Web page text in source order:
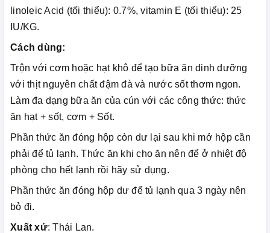
linoleic Acid (tối thiểu): 0.7%, vitamin E (tối thiểu): 25
IU/KG.
Cách dùng:
Trộn với cơm hoặc hạt khô để tạo bữa ăn dinh dưỡng
với thịt nguyên chất đậm đà và nước sốt thơm ngon.
Làm đa dạng bữa ăn của cún với các công thức: thức
ăn hạt + sốt, cơm + Sốt.
Phần thức ăn đóng hộp còn dư lại sau khi mở hộp cần
phải để tủ lạnh. Thức ăn khi cho ăn nên để ở nhiệt độ
phòng cho hết lạnh rồi hãy sử dụng.
Phần thức ăn đóng hộp dư để tủ lạnh qua 3 ngày nên
bỏ đi.
Xuất xứ: Thái Lan.